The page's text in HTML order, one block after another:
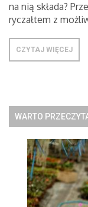
na nią składa?
ryczałtem z
CZYTAJ WIĘCEJ
WARTO